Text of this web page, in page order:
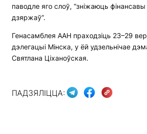
паводле яго слоў, “зніжаюць
дзяржаў”.
Генасамблея ААН праходзіць 23–29
дэлегацыі Мінска, у ёй удзельнічае
Святлана Ціханоўская.
ПАДЗЯЛІЦЦА: